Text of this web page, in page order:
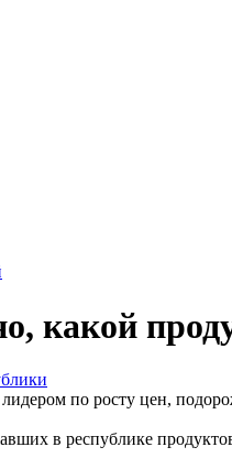
какой
по росту цен,
в республике